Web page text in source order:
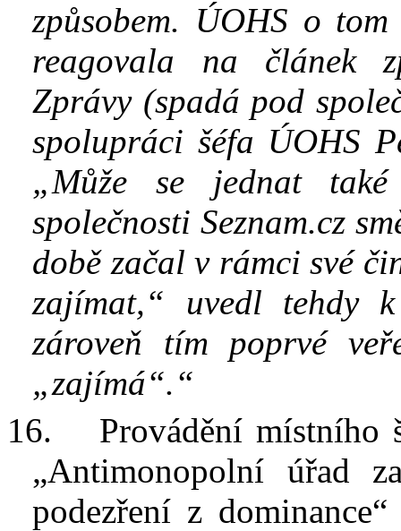
způsobem. ÚOHS o tom
reagovala na článek
Zprávy (spadá pod
spolupráci šéfa ÚOHS
„Může se jednat
společnosti Seznam.cz
době začal v rámci své
zajímat,“ uvedl tehdy
zároveň tím poprvé
„zajímá“.“
16.
Provádění místního
„Antimonopolní úřad
podezření z